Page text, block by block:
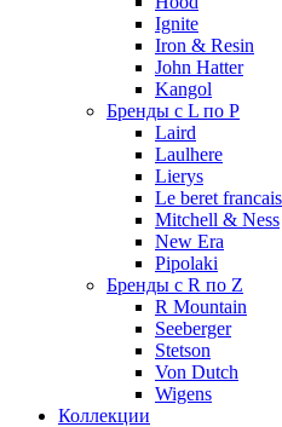
Ignite
Iron & Resin
John Hatter
Kangol
Бренды с L по P
Laird
Laulhere
Lierys
Le beret francais
Mitchell & Ness
New Era
Pipolaki
Бренды с R по Z
R Mountain
Seeberger
Stetson
Von Dutch
Wigens
Коллекции